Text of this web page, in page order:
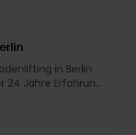
in Berlin
24 Jahre Erfahrung
In meiner